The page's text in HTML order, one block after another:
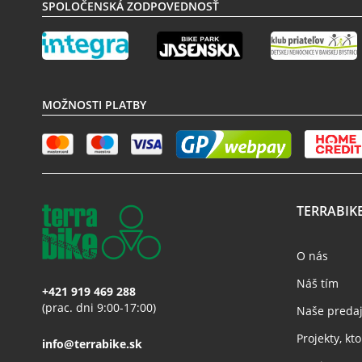
SPOLOČENSKÁ ZODPOVEDNOSŤ
MOŽNOSTI PLATBY
+421 919 469 288
(prac. dni 9:00-17:00)
info@terrabike.sk
O nás
Náš tím
Naše
Projekty,